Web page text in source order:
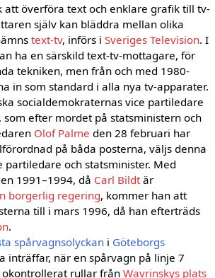
att överföra text och enklare grafik till tv-
själv kan bläddra mellan olika
text-tv, införs iSveriges Television. I
ha en särskild text-tv-mottagare, för
tekniken, men från och med 1980-
in som standard i alla nya tv-apparater.
socialdemokraternas vice partiledare
, som efter mordet på statsministern och
Olof Palme den 28 februari har
på båda posterna, väljs denna
och statsminister. Med
1991–1994, då Carl Bildt är
borgerlig regering, kommer han att
till i mars 1996, då han efterträds
.
spårvagnsolyckan i Göteborgs
inträffar, när en spårvagn på linje 7
okontrollerat rullar frånWavrinskys plats